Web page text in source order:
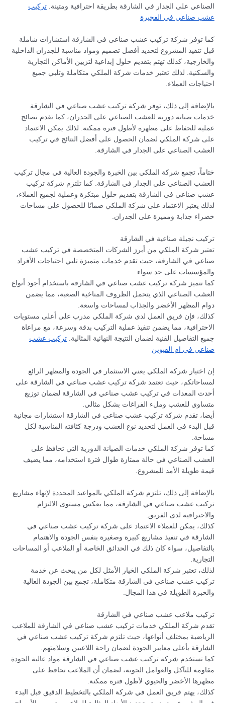
الصناعي على الجدار في الشارقة بطريقة احترافية ومتينة.تركيب
عشب صناعي في الفجيرة
كما توفر شركة تركيب عشب صناعي في الشارقة استشارات شاملة
قبل تنفيذ المشروع لتحديد أفضل تصميم ومواد مناسبة للجدران الداخلية
والخارجية، كذلك تهتم بتقديم حلول إبداعية لتزيين الأماكن التجارية
والسكنية. لذلك تعتبر خدمات شركة الملكي متكاملة وتلبي جميع
احتياجات العملاء.
بالإضافة إلى ذلك، توفر شركة تركيب عشب صناعي في الشارقة
خدمات صيانة دورية للعشب الصناعي على الجدران، كما تقدم نصائح
عملية للحفاظ على مظهره لأطول فترة ممكنة. لذلك يمكن الاعتماد
على شركة الملكي لضمان الحصول على أفضل النتائج في تركيب
العشب الصناعي على الجدار في الشارقة.
ختاماً، تجمع شركة الملكي بين الخبرة والجودة العالية في مجال تركيب
العشب الصناعي على الجدار في الشارقة. كما تلتزم شركة تركيب
عشب صناعي في الشارقة بتقديم حلول مبتكرة وعملية لجميع العملاء،
لذلك يعتبر الاعتماد على شركة الملكي ضمانًا للحصول على مساحات
خضراء جذابة ومميزة على الجدران.
تركيب نجيلة صناعية في الشارقة
تعتبر شركة الملكي من أبرز الشركات المتخصصة في تركيب عشب
صناعي في الشارقة، حيث تقدم خدمات متميزة تلبي احتياجات الأفراد
والمؤسسات على حد سواء.
كما تتميز شركة تركيب عشب صناعي في الشارقة باستخدام أجود أنواع
العشب الصناعي الذي يتحمل الظروف المناخية الصعبة، مما يضمن
دوام المظهر الأخضر والجذاب لمساحات واسعة.
كذلك، فإن فريق العمل لدى شركة الملكي مدرب على أعلى مستويات
الاحترافية، مما يضمن تنفيذ عملية التركيب بدقة وسرعة، مع مراعاة
جميع التفاصيل الفنية لضمان النتيجة النهائية المثالية.تركيب عشب
صناعي في ام القيوين
إن اختيار شركة الملكي يعني الاستثمار في الجودة والمظهر الرائع
لمساحاتكم، حيث تعتمد شركة تركيب عشب صناعي في الشارقة على
أحدث المعدات في تركيب عشب صناعي في الشارقة لضمان توزيع
متساوي للعشب وملء الفراغات بشكل مثالي.
أيضا، تقدم شركة تركيب عشب صناعي في الشارقة استشارات مجانية
قبل البدء في العمل لتحديد نوع العشب ودرجة كثافته المناسبة لكل
مساحة.
كما توفر شركة الملكي خدمات الصيانة الدورية التي تحافظ على
العشب الصناعي في حالة ممتازة طوال فترة استخدامه، مما يضيف
قيمة طويلة الأمد للمشروع.
بالإضافة إلى ذلك، تلتزم شركة الملكي بالمواعيد المحددة لإنهاء مشاريع
تركيب عشب صناعي في الشارقة، مما يعكس مستوى الالتزام
والاحترافية لدى الفريق.
كذلك، يمكن للعملاء الاعتماد على شركة تركيب عشب صناعي في
الشارقة في تنفيذ مشاريع كبيرة وصغيرة بنفس الجودة والاهتمام
بالتفاصيل، سواء كان ذلك في الحدائق الخاصة أو الملاعب أو المساحات
التجارية.
لذلك، تعتبر شركة الملكي الخيار الأمثل لكل من يبحث عن خدمة
تركيب عشب صناعي في الشارقة متكاملة، تجمع بين الجودة العالية
والخبرة الطويلة في هذا المجال.
تركيب ملاعب عشب صناعي في الشارقة
تقدم شركة الملكي خدمات تركيب عشب صناعي في الشارقة للملاعب
الرياضية بمختلف أنواعها، حيث تلتزم شركة تركيب عشب صناعي في
الشارقة بأعلى معايير الجودة لضمان راحة اللاعبين وسلامتهم.
كما تستخدم شركة تركيب عشب صناعي في الشارقة مواد عالية الجودة
مقاومة للتآكل والعوامل الجوية، لضمان أن الملاعب تحافظ على
مظهرها الأخضر والحيوي لأطول فترة ممكنة.
كذلك، يهتم فريق العمل في شركة الملكي بالتخطيط الدقيق قبل البدء